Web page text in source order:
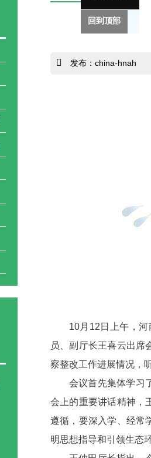
发布：china-hnah
10月12日上午，
员、副厅长王喜云出席
察整改工作进展情况，
会议首先集体学习
会上的重要讲话精神，
遵循，要深入学、经常
明思想指导和引领生态
回到顶部